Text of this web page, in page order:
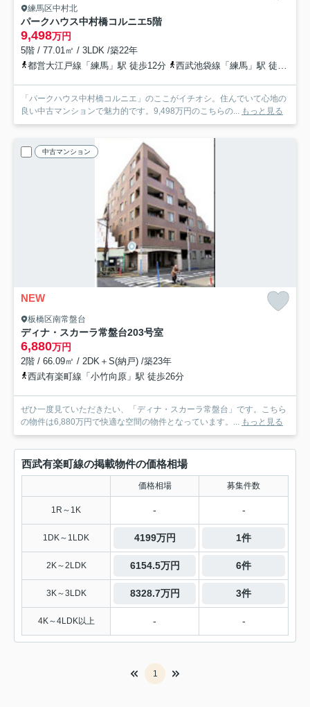
練馬区中村北
パークハウス中村橋コルニエ5階
9,498万円
5階 / 77.01㎡ / 3LDK /築22年
都営大江戸線「練馬」駅 徒歩12分
西武池袋線「練馬」駅 徒歩12分
「パークハウス中村橋コルニエ」のここがイチオシ。住んでいて心地の
良い中古マンションで魅力的です。9,498万円のこちらの... もっと見る
中古マンション
NEW
板橋区南常盤台
ディナ・スカーラ常盤台203号室
6,880万円
2階 / 66.09㎡ / 2DK＋S(納戸) /築23年
西武有楽町線「小竹向原」駅 徒歩26分
ぜひ一度見ていただきたい、「ディナ・スカーラ常盤台」です。こちら
の物件は6,880万円で快適な空間の物件となっています。... もっと見る
西武有楽町線の掲載物件の価格相場
価格相場 募集件数
1R～1K - -
1DK～1LDK 4199万円 1件
2K～2LDK 6154.5万円 6件
3K～3LDK 8328.7万円 3件
4K～4LDK以上 - -
1